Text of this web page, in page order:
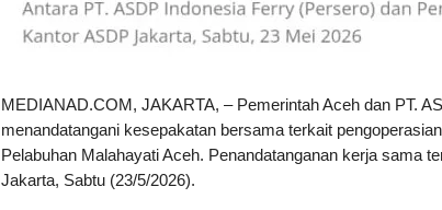
MEDIANAD.COM, JAKARTA, – Pemerintah Aceh dan PT.
menandatangani kesepakatan bersama terkait
Pelabuhan Malahayati Aceh. Penandatanganan kerja sama
Jakarta, Sabtu (23/5/2026).